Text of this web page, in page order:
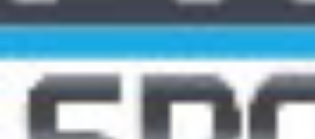
Aperçu
Résultats
Statistiques